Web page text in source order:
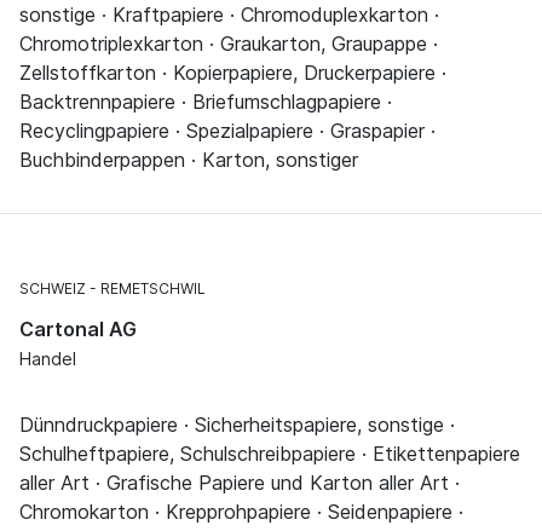
sonstige · Kraftpapiere · Chromoduplexkarton ·
Chromotriplexkarton · Graukarton, Graupappe ·
Zellstoffkarton · Kopierpapiere, Druckerpapiere ·
Backtrennpapiere · Briefumschlagpapiere ·
Recyclingpapiere · Spezialpapiere · Graspapier ·
Buchbinderpappen · Karton, sonstiger
SCHWEIZ REMETSCHWIL
Cartonal AG
Handel
Dünndruckpapiere · Sicherheitspapiere, sonstige ·
Schulheftpapiere, Schulschreibpapiere · Etikettenpapiere
aller Art · Grafische Papiere und Karton aller Art ·
Chromokarton · Krepprohpapiere · Seidenpapiere ·